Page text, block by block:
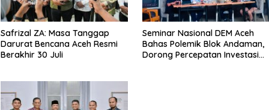
Safrizal ZA: Masa Tanggap
Darurat Bencana Aceh Resmi
Berakhir 30 Juli
Seminar Nasional DEM Aceh
Bahas Polemik Blok Andaman,
Dorong Percepatan Investasi